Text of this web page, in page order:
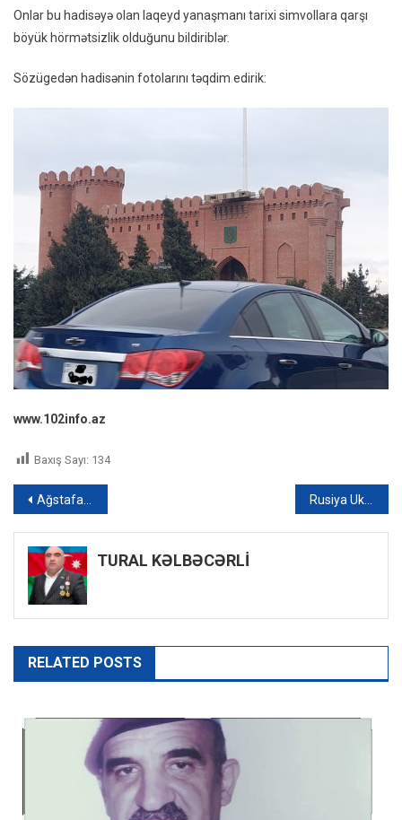
Onlar bu hadisəyə olan laqeyd yanaşmanı tarixi simvollara qarşı
böyük hörmətsizlik olduğunu bildiriblər.
Sözügedən hadisənin fotolarını təqdim edirik:
www.102info.az
Baxış Sayı: 134
Yazı
naviqasiyası
Ağstafada eyni yolda iki qəza: Xəsarət alanlar var Rusiya Ukraynada fosfor bombaları istifadə edir – VİDEO
TURAL KƏLBƏCƏRLİ
RELATED POSTS